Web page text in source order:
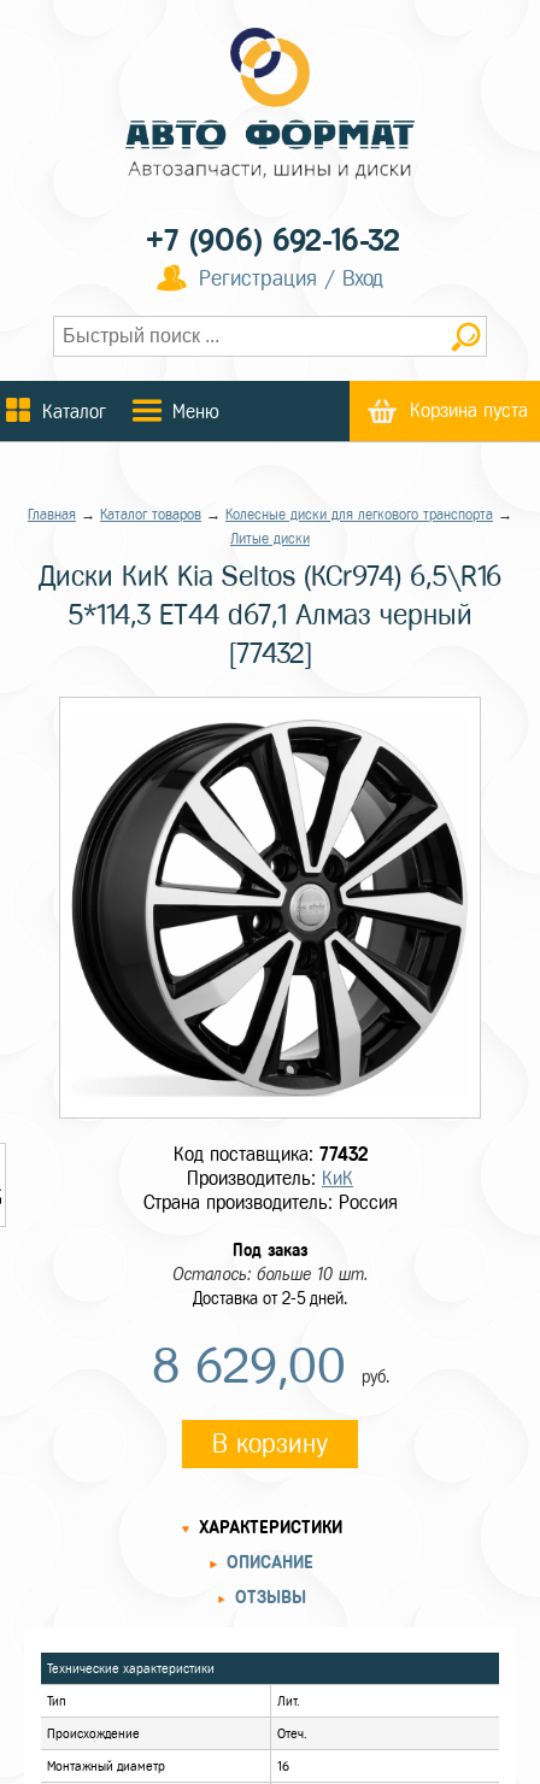
+7 (906) 692-16-32
Регистрация / Вход
Каталог Меню Корзина пуста
Главная → Каталог товаров → Колесные диски для легкового транспорта →
Литые диски
Диски КиК Kia Seltos (КСr974) 6,5\R16
5*114,3 ET44 d67,1 Алмаз черный
[77432]
Код поставщика: 77432
Производитель: КиК
Страна производитель: Россия
Под заказ
Осталось: больше 10 шт.
Доставка от 2-5 дней.
8 629,00 руб.
В корзину
ОПИСАНИЕ
ОТЗЫВЫ